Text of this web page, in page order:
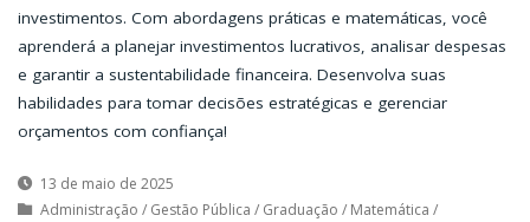
investimentos. Com abordagens práticas e matemáticas, você
aprenderá a planejar investimentos lucrativos, analisar despesas
e garantir a sustentabilidade financeira. Desenvolva suas
habilidades para tomar decisões estratégicas e gerenciar
orçamentos com confiança!
13 de maio de 2025
Administração / Gestão Pública / Graduação / Matemática /